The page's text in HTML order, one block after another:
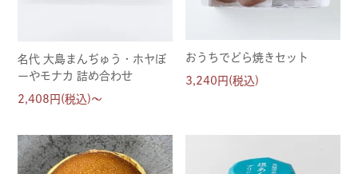
名代 大島まんぢゅう・ホヤぼ
ーやモナカ 詰め合わせ
2,408円(税込)～
おうちでどら焼きセット
3,240円(税込)